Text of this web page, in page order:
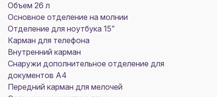
Объем 26 л
Основное отделение на молнии
Отделение для ноутбука 15”
Карман для телефона
Внутренний карман
Снаружи дополнительное отделение для
документов А4
Передний карман для мелочей